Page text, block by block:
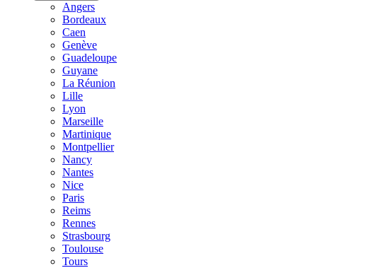
Angers
Bordeaux
Caen
Genève
Guadeloupe
Guyane
La Réunion
Lille
Lyon
Marseille
Martinique
Montpellier
Nancy
Nantes
Nice
Paris
Reims
Rennes
Strasbourg
Toulouse
Tours